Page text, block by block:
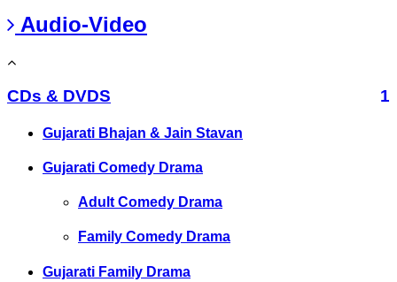
Audio-Video
CDs & DVDS 1
Gujarati Bhajan & Jain Stavan
Gujarati Comedy Drama
Adult Comedy Drama
Family Comedy Drama
Gujarati Family Drama